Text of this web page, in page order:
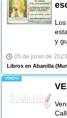
y
05 de junio de 2023
Libros en Abanilla
-VENDO-